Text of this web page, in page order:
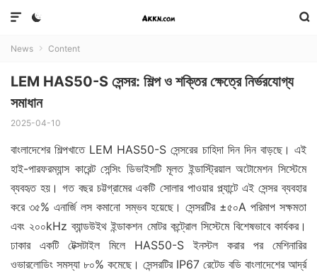



News  Content
LEM HAS50-S সেন্সর: শিল্প ও শক্তির ক্ষেত্রে নির্ভরযোগ্য
সমাধান
2025-04-10
বাংলাদেশের শিল্পখাতে LEM HAS50-S সেন্সরের চাহিদা দিন দিন বাড়ছে। এই
হাই-পারফরম্যান্স কারেন্ট সেন্সিং ডিভাইসটি মূলত ইন্ডাস্ট্রিয়াল অটোমেশন সিস্টেমে
ব্যবহৃত হয়। গত বছর চট্টগ্রামের একটি সোলার পাওয়ার প্ল্যান্টে এই সেন্সর ব্যবহার
করে ৩৫% এনার্জি লস কমানো সম্ভব হয়েছে। সেন্সরটির ±৫০A পরিমাপ সক্ষমতা
এবং ২০০kHz ব্যান্ডউইথ ইন্ডাকশন মোটর কন্ট্রোল সিস্টেমে বিশেষভাবে কার্যকর।
ঢাকার একটি টেক্সটাইল মিলে HAS50-S ইনস্টল করার পর মেশিনারির
ওভারলোডিং সমস্যা ৮০% কমেছে। সেন্সরটির IP67 রেটেড বডি বাংলাদেশের আর্দ্র